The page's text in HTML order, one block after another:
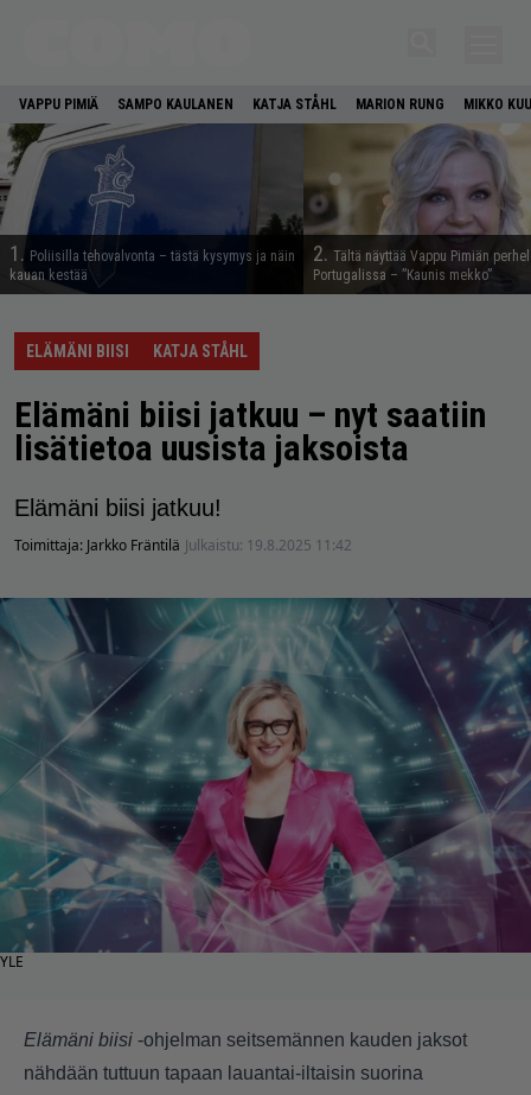
VAPPU PIMIÄ SAMPO KAULANEN KATJA STÅHL MARION RUNG MIKKO
1. Poliisilla tehovalvonta – tästä kysymys ja näin
kauan kestää
2. Tältä näyttää Vappu Pimiän
Portugalissa – ”Kaunis mekko”
ELÄMÄNI BIISI KATJA STÅHL
Elämäni biisi jatkuu – nyt saatiin
lisätietoa uusista jaksoista
Elämäni biisi jatkuu!
Toimittaja: Jarkko Fräntilä Julkaistu: 19.8.2025 11:42
YLE
Elämäni biisi -ohjelman seitsemännen kauden jaksot
nähdään tuttuun tapaan lauantai-iltaisin suorina